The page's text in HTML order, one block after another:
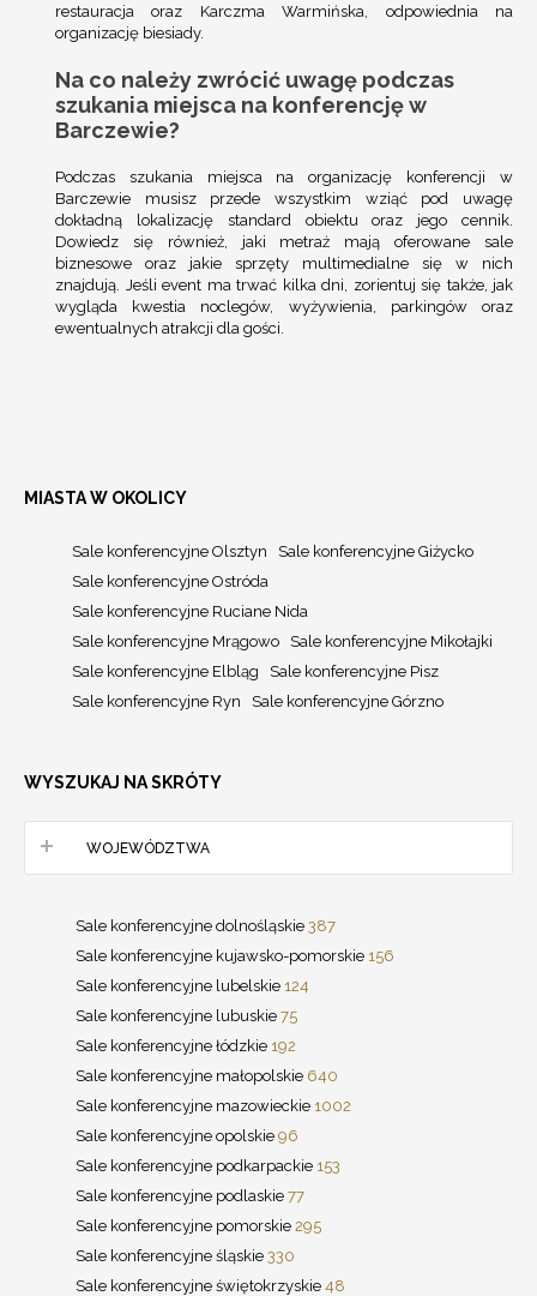
restauracja oraz Karczma Warmińska, odpowiednia na
organizację biesiady.
Na co należy zwrócić uwagę podczas
szukania miejsca na konferencję w
Barczewie?
Podczas szukania miejsca na organizację konferencji w
Barczewie musisz przede wszystkim wziąć pod uwagę
dokładną lokalizację standard obiektu oraz jego cennik.
Dowiedz się również, jaki metraż mają oferowane sale
biznesowe oraz jakie sprzęty multimedialne się w nich
znajdują. Jeśli event ma trwać kilka dni, zorientuj się także, jak
wygląda kwestia noclegów, wyżywienia, parkingów oraz
ewentualnych atrakcji dla gości.
MIASTA W OKOLICY
Sale konferencyjne Olsztyn
Sale konferencyjne Giżycko
Sale konferencyjne Ostróda
Sale konferencyjne Ruciane Nida
Sale konferencyjne Mrągowo
Sale konferencyjne Mikołajki
Sale konferencyjne Elbląg
Sale konferencyjne Pisz
Sale konferencyjne Ryn
Sale konferencyjne Górzno
WYSZUKAJ NA SKRÓTY
WOJEWÓDZTWA
Sale konferencyjne dolnośląskie 387
Sale konferencyjne kujawsko-pomorskie 156
Sale konferencyjne lubelskie 124
Sale konferencyjne lubuskie 75
Sale konferencyjne łódzkie 192
Sale konferencyjne małopolskie 640
Sale konferencyjne mazowieckie 1002
Sale konferencyjne opolskie 96
Sale konferencyjne podkarpackie 153
Sale konferencyjne podlaskie 77
Sale konferencyjne pomorskie 295
Sale konferencyjne śląskie 330
Sale konferencyjne świętokrzyskie 48